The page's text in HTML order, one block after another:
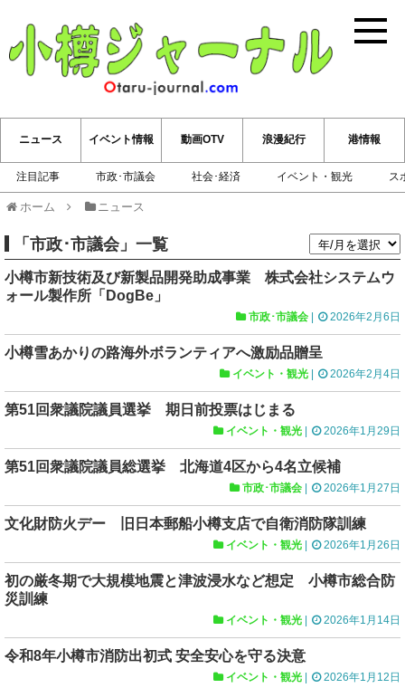
小樽ジ
ニュース
注目記事 市政･市議会 社会･経済 イベント・観光 ス
イベント情報 動画OTV 浪漫紀行 港情報
ホーム ニュース
「 市政･市議会」 一覧
小樽市新技術及び新製品開発助成事業 株式会社システムウ
ォール製作所「DogBe」
市政･市議会| 2026年2月6日
小樽雪あかりの路海外ボランティアへ激励品贈呈
イベント・観光| 2026年2月4日
第51回衆議院議員選挙 期日前投票はじまる
イベント・観光| 2026年1月29日
第51回衆議院議員総選挙 北海道4区から4名立候補
市政･市議会| 2026年1月27日
文化財防火デー 旧日本郵船小樽支店で自衛消防隊訓練
イベント・観光| 2026年1月26日
初の厳冬期で大規模地震と津波浸水など想定 小樽市総合防
災訓練
イベント・観光| 2026年1月14日
令和8年小樽市消防出初式 安全安心を守る決意
イベント・観光| 2026年1月12日